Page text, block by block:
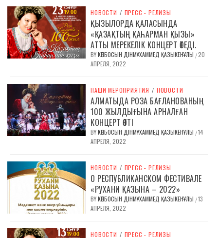
НОВОСТИ / ПРЕСС - РЕЛИЗЫ
ҚЫЗЫЛОРДА ҚАЛАСЫНДА
«ҚАЗАҚТЫҢ ҚАҺАРМАН ҚЫЗЫ»
АТТЫ МЕРЕКЕЛІК КОНЦЕРТ ӨТЕДІ.
BYКӨПБОСЫН ДІНМҰХАММЕД ҚАЗЫКЕНҰЛЫ /20
АПРЕЛЯ, 2022
НАШИ МЕРОПРИЯТИЯ / НОВОСТИ
АЛМАТЫДА РОЗА БАҒЛАНОВАНЫҢ
100 ЖЫЛДЫҒЫНА АРНАЛҒАН
КОНЦЕРТ ӨТТІ
BYКӨПБОСЫН ДІНМҰХАММЕД ҚАЗЫКЕНҰЛЫ /14
АПРЕЛЯ, 2022
НОВОСТИ / ПРЕСС - РЕЛИЗЫ
О РЕСПУБЛИКАНСКОМ ФЕСТИВАЛЕ
«РУХАНИ ҚАЗЫНА – 2022»
BYКӨПБОСЫН ДІНМҰХАММЕД ҚАЗЫКЕНҰЛЫ /13
АПРЕЛЯ, 2022
НОВОСТИ / ПРЕСС - РЕЛИЗЫ